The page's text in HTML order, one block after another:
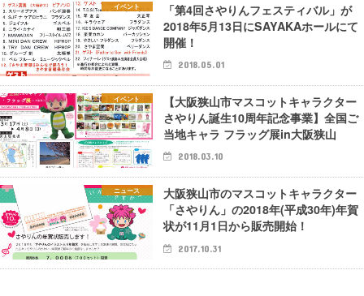
イベント
「第4回さやりんフェスティバル」が
2018年5月13日にSAYAKAホールにて
開催！
2018.05.01
イベント
【大阪狭山市マスコットキャラクター
さやりん誕生10周年記念事業】全国ご
当地キャラ フラッグ展in大阪狭山
2018.03.10
ニュース
大阪狭山市のマスコットキャラクター
「さやりん」の2018年(平成30年)年賀
状が11月1日から販売開始！
2017.10.31